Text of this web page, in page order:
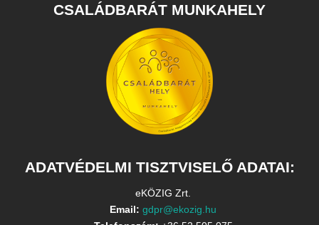
CSALÁDBARÁT MUNKAHELY
ADATVÉDELMI TISZTVISELŐ ADATAI:
eKÖZIG Zrt.
Email: gdpr@ekozig.hu